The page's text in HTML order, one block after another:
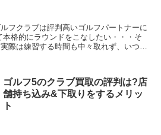
フクラブは評判高いゴルフパートナーに
格的にラウンドをこなしたい・・・そ
際は練習する時間も中々取れず、いつし
ゴルフ5のクラブ買取の評判は?店
舗持ち込み&下取りをするメリッ
ト